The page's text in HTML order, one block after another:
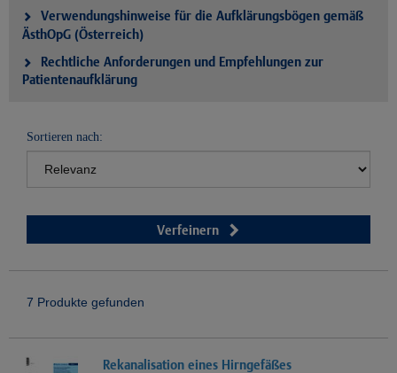
Verwendungshinweise für die Aufklärungsbögen gemäß
ÄsthOpG (Österreich)
Rechtliche Anforderungen und Empfehlungen zur
Patientenaufklärung
Sortieren nach:
Verfeinern
7 Produkte gefunden
Rekanalisation eines Hirngefäßes